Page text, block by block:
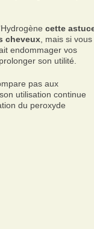
cette
cheveux , mais si vous
endommager vos
son utilité.
pas aux
utilisation continue
du peroxyde